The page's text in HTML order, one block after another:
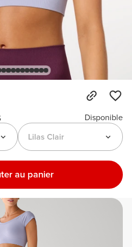
Disponible
Lilas Clair
au panier